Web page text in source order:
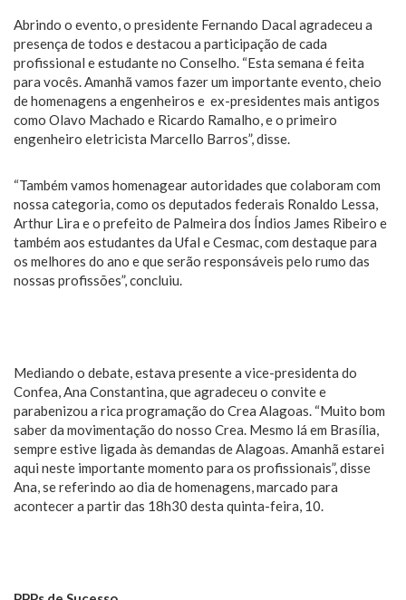
Abrindo o evento, o presidente Fernando Dacal agradeceu a
presença de todos e destacou a participação de cada
profissional e estudante no Conselho. “Esta semana é feita
para vocês. Amanhã vamos fazer um importante evento, cheio
de homenagens a engenheiros e ex-presidentes mais antigos
como Olavo Machado e Ricardo Ramalho, e o primeiro
engenheiro eletricista Marcello Barros”, disse.
“Também vamos homenagear autoridades que colaboram com
nossa categoria, como os deputados federais Ronaldo Lessa,
Arthur Lira e o prefeito de Palmeira dos Índios James Ribeiro e
também aos estudantes da Ufal e Cesmac, com destaque para
os melhores do ano e que serão responsáveis pelo rumo das
nossas profissões”, concluiu.
Mediando o debate, estava presente a vice-presidenta do
Confea, Ana Constantina, que agradeceu o convite e
parabenizou a rica programação do Crea Alagoas. “Muito bom
saber da movimentação do nosso Crea. Mesmo lá em Brasília,
sempre estive ligada às demandas de Alagoas. Amanhã estarei
aqui neste importante momento para os profissionais”, disse
Ana, se referindo ao dia de homenagens, marcado para
acontecer a partir das 18h30 desta quinta-feira, 10.